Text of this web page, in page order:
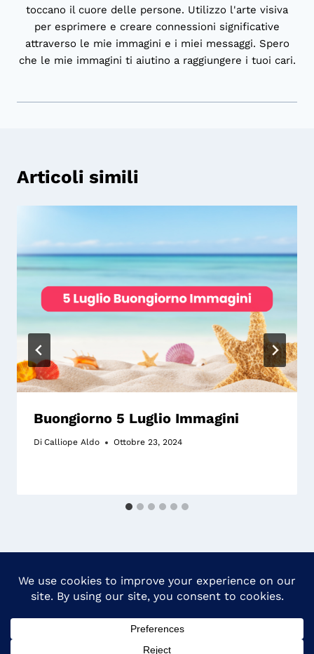
toccano il cuore delle persone. Utilizzo l'arte visiva
per esprimere e creare connessioni significative
attraverso le mie immagini e i miei messaggi. Spero
che le mie immagini ti aiutino a raggiungere i tuoi cari.
Articoli simili
Buongiorno 5 Luglio Immagini
Di Calliope Aldo Ottobre 23, 2024
Politica Sulla Privacy Contattaci